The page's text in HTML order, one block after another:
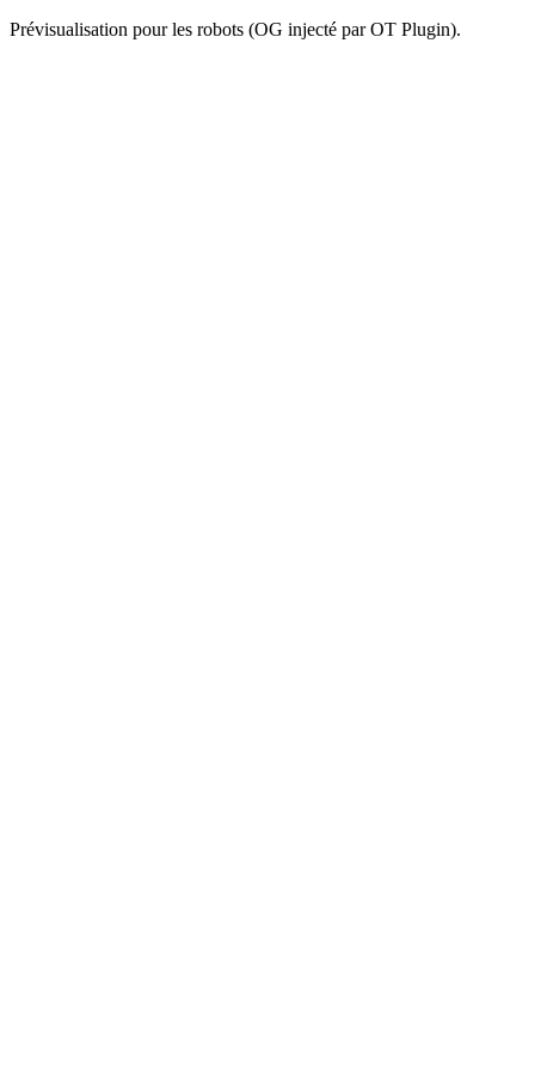
Prévisualisation pour les robots (OG injecté par OT Plugin).